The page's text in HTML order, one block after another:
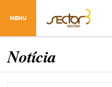
MENU
Notícia